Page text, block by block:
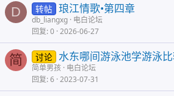
D 转帖 琅江情歌•第四章
db_liangxg 电白论坛
回复 0 2026-06-27
简 讨论 水东哪间游泳池学游泳
简单男孩 电白论坛
回复 6 2023-07-31